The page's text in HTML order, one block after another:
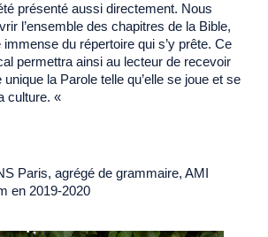
présenté aussi directement. Nous
l’ensemble des chapitres de la Bible,
du répertoire qui s’y prête. Ce
permettra ainsi au lecteur de recevoir
unique la Parole telle qu’elle se joue et se
culture. «
Paris, agrégé de grammaire, AMI
en 2019-2020